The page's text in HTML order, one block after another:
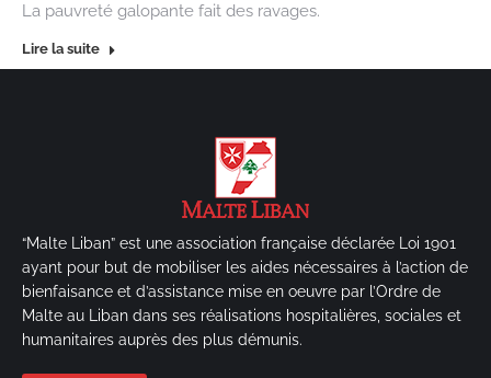
La pauvreté galopante fait des ravages.
Lire la suite
“Malte Liban” est une association française déclarée Loi 1901
ayant pour but de mobiliser les aides nécessaires à l’action de
bienfaisance et d’assistance mise en oeuvre par l’Ordre de
Malte au Liban dans ses réalisations hospitalières, sociales et
humanitaires auprès des plus démunis.